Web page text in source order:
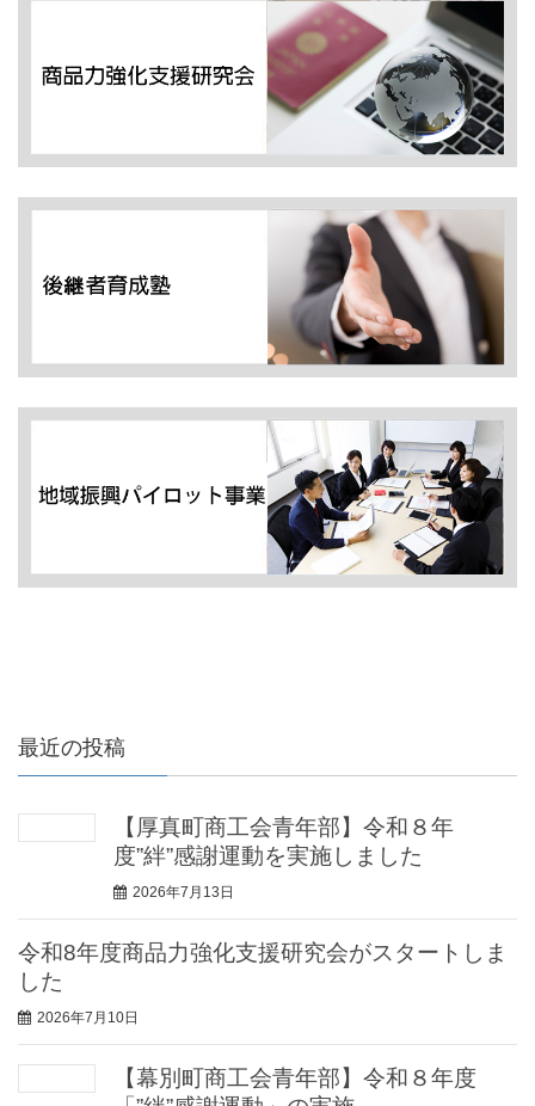
最近の投稿
【厚真町商工会青年部】令和８年
度”絆”感謝運動を実施しました
2026年7月13日
令和8年度商品力強化支援研究会がスタートしま
した
2026年7月10日
【幕別町商工会青年部】令和８年度